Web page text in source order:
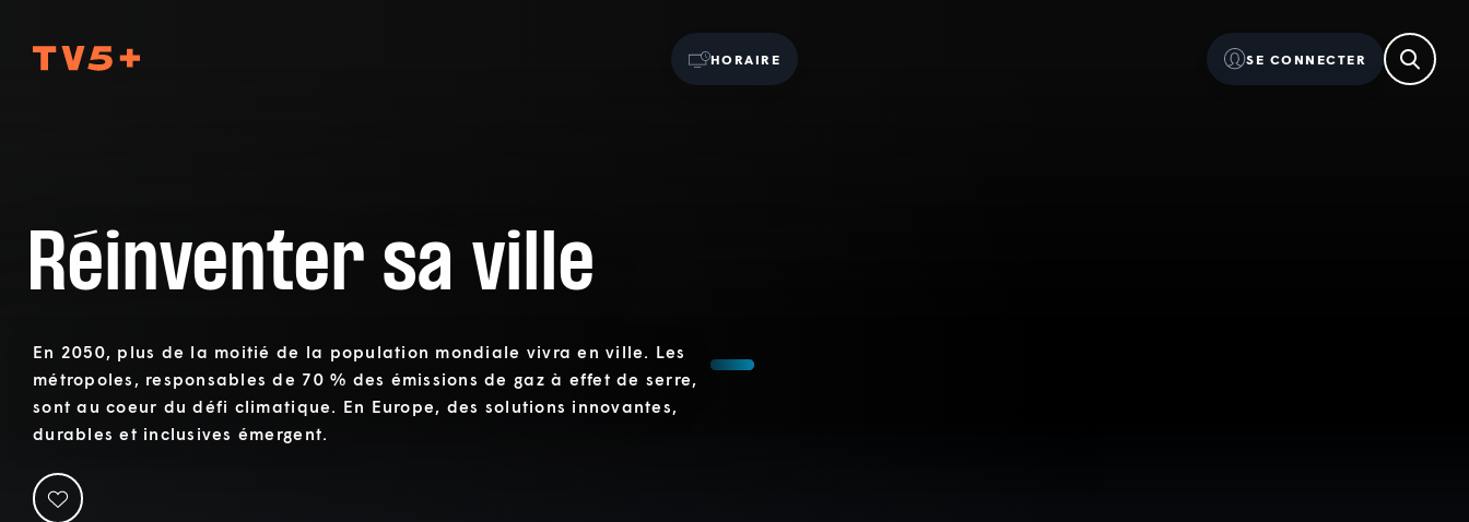
HORAIRE SE CONNECTER
Réinventer sa ville
En 2050, plus de la moitié de la population mondiale vivra en ville. Les
métropoles, responsables de 70 % des émissions de gaz à effet de serre,
sont au coeur du défi climatique. En Europe, des solutions innovantes,
durables et inclusives émergent.